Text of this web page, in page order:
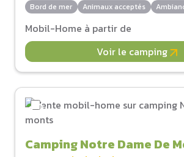
Bord de mer Animaux acceptés
Mobil-Home à partir de
Voir le camping
Camping Notre Dame De